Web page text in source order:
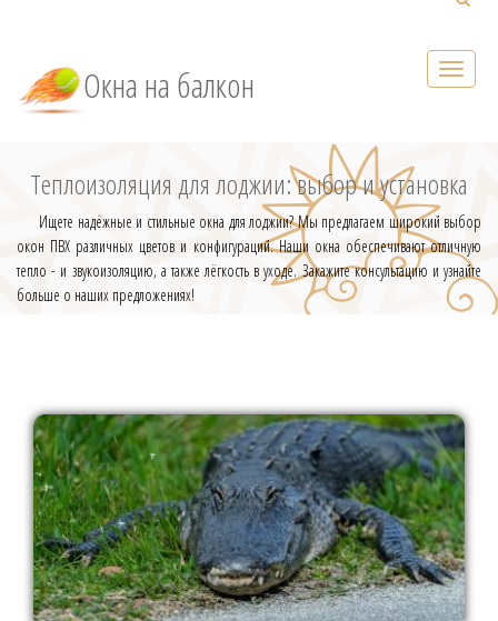
Окна на балкон
Теплоизоляция для лоджии: выбор и установка
Ищете надёжные и стильные окна для лоджии? Мы предлагаем широкий выбор
окон ПВХ различных цветов и конфигураций. Наши окна обеспечивают отличную
тепло - и звукоизоляцию, а также лёгкость в уходе. Закажите консультацию и узнайте
больше о наших предложениях!